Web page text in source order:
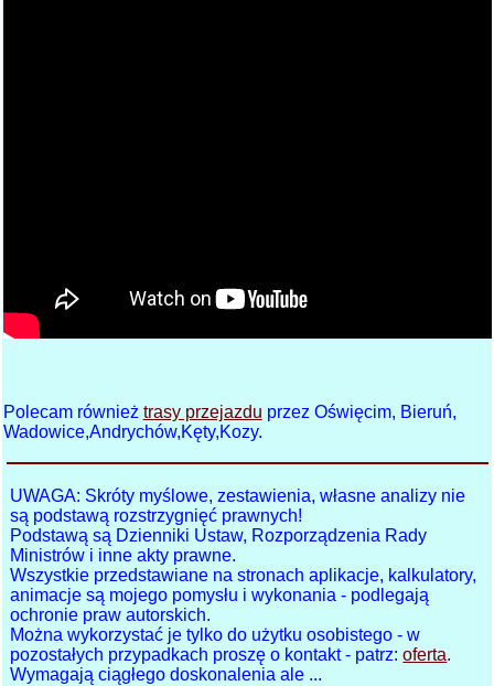
Polecam również trasy przejazdu przez Oświęcim, Bieruń,
Wadowice,Andrychów,Kęty,Kozy.
UWAGA: Skróty myślowe, zestawienia, własne analizy nie
są podstawą rozstrzygnięć prawnych!
Podstawą są Dzienniki Ustaw, Rozporządzenia Rady
Ministrów i inne akty prawne.
Wszystkie przedstawiane na stronach aplikacje, kalkulatory,
animacje są mojego pomysłu i wykonania - podlegają
ochronie praw autorskich.
Można wykorzystać je tylko do użytku osobistego - w
pozostałych przypadkach proszę o kontakt - patrz:oferta.
Wymagają ciągłego doskonalenia ale ...